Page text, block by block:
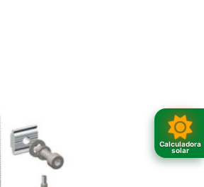
Calculadora
solar